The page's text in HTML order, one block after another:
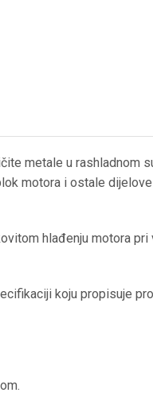
metale u rashladnom
motora i ostale
hlađenju motora pri
koju propisuje